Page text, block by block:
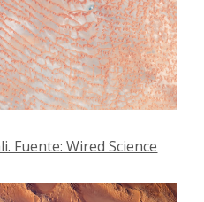
Fuente: Wired Science